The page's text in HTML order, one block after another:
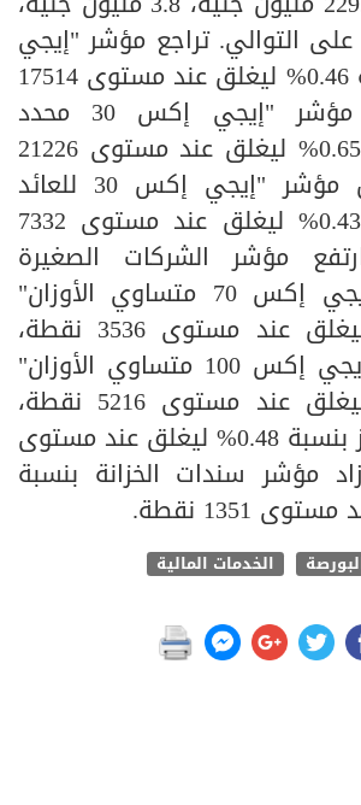
على التوالي. تراجع مؤشر "إيجي
إكس 30" بنسبة 0.46% ليغلق عند مستوى 17514
نقطة، وهبط مؤشر "إيجي إكس 30 محدد
الأوزان" بنسبة 0.65% ليغلق عند مستوى 21226
نقطة، وانخفض مؤشر "إيجي إكس 30 للعائد
الكلي" بنسبة 0.43% ليغلق عند مستوى 7332
مؤشر الشركات الصغيرة
والمتوسطة "إيجي إكس 70 متساوي الأوزان"
بنسبة 0.16% ليغلق عند مستوى 3536 نقطة،
وهبط مؤشر "إيجي إكس 100 متساوي الأوزان"
بنسبة 0.02% ليغلق عند مستوى 5216 نقطة،
وقفز مؤشر تميز بنسبة 0.48% ليغلق عند مستوى
وزاد مؤشر سندات الخزانة بنسبة
الخدمات المالية